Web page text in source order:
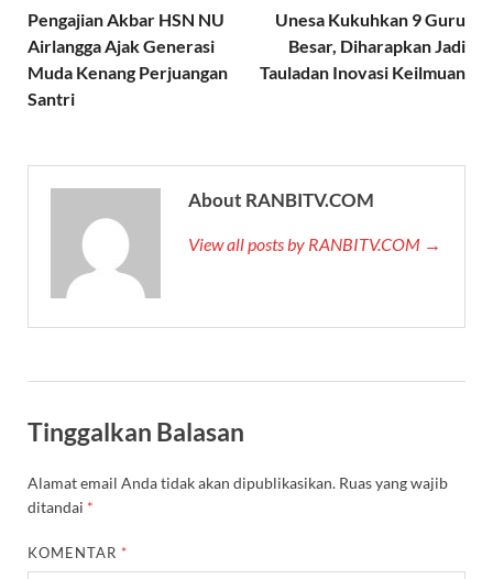
Pengajian Akbar HSN NU
Airlangga Ajak Generasi
Muda Kenang Perjuangan
Santri
Unesa Kukuhkan 9 Guru
Besar, Diharapkan Jadi
Tauladan Inovasi Keilmuan
About RANBITV.COM
View all posts by RANBITV.COM →
Tinggalkan Balasan
Alamat email Anda tidak akan dipublikasikan. Ruas yang wajib
ditandai *
KOMENTAR *